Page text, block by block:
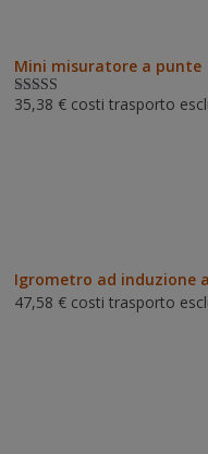
Mini misuratore a punte
Valutat
35,38 € costi trasporto
Igrometro ad induzione
47,58 € costi trasporto